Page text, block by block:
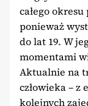
całego
ponieważ
do lat 19. W
momentami
Aktualnie na
człowieka – z
kolejnych